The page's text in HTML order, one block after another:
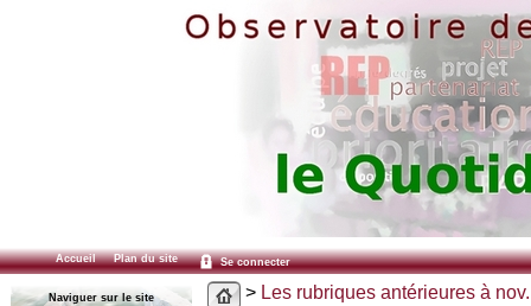
Accueil Plan du site Se connecter
Naviguer sur le site > Les rubriques antérieures à